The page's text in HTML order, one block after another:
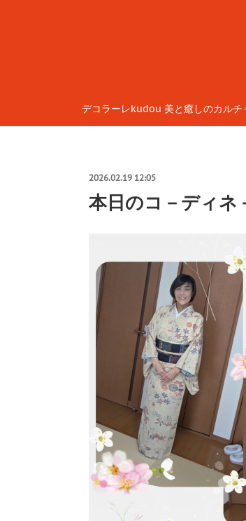
デコラーレkudou 美と癒しのカル
2026.02.19 12:05
本日のコ－ディネ